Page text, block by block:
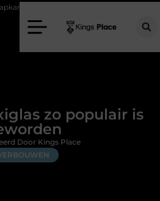
met interieuradvies Zwolle
zo populair is
Door Kings Place